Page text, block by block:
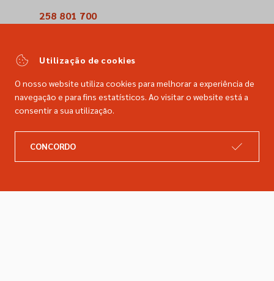
258 801 700
comercial@dimacer.com
Catálogo
Utilização de cookies
O nosso website utiliza cookies para melhorar a experiência de
navegação e para fins estatísticos. Ao visitar o website está a
consentir a sua utilização.
CONCORDO